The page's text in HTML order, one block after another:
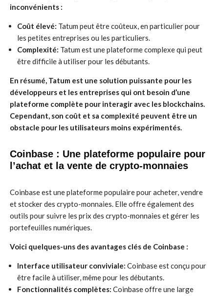
inconvénients :
Coût élevé: Tatum peut être coûteux, en particulier pour
les petites entreprises ou les particuliers.
Complexité: Tatum est une plateforme complexe qui peut
être difficile à utiliser pour les débutants.
En résumé, Tatum est une solution puissante pour les
développeurs et les entreprises qui ont besoin d’une
plateforme complète pour interagir avec les blockchains.
Cependant, son coût et sa complexité peuvent être un
obstacle pour les utilisateurs moins expérimentés.
Coinbase : Une plateforme populaire pour
l’achat et la vente de crypto-monnaies
Coinbase est une plateforme populaire pour acheter, vendre
et stocker des crypto-monnaies. Elle offre également des
outils pour suivre les prix des crypto-monnaies et gérer les
portefeuilles numériques.
Voici quelques-uns des avantages clés de Coinbase :
Interface utilisateur conviviale: Coinbase est conçu pour
être facile à utiliser, même pour les débutants.
Fonctionnalités complètes: Coinbase offre une large